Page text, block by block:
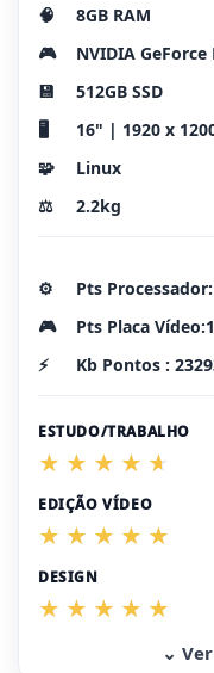
🧠
8GB RAM
🎮
NVIDIA GeForce
💾
512GB SSD
🖥️
16" | 1920 x
🧩
Linux
⚖️
2.2kg
⚙️
Pts
🎮
Pts Placa
⚡
Kb Pontos :
ESTUDO/TRABALHO
EDIÇÃO VÍDEO
DESIGN
⌄